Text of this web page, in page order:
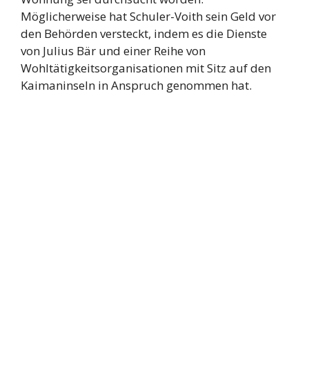
Möglicherweise hat Schuler-Voith sein Geld vor
den Behörden versteckt, indem es die Dienste
von Julius Bär und einer Reihe von
Wohltätigkeitsorganisationen mit Sitz auf den
Kaimaninseln in Anspruch genommen hat.